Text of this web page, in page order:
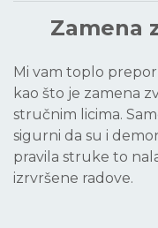
Zamena
Mi vam toplo
kao što je zamena
stručnim licima.
sigurni da su i
pravila struke to
izrvršene radove.